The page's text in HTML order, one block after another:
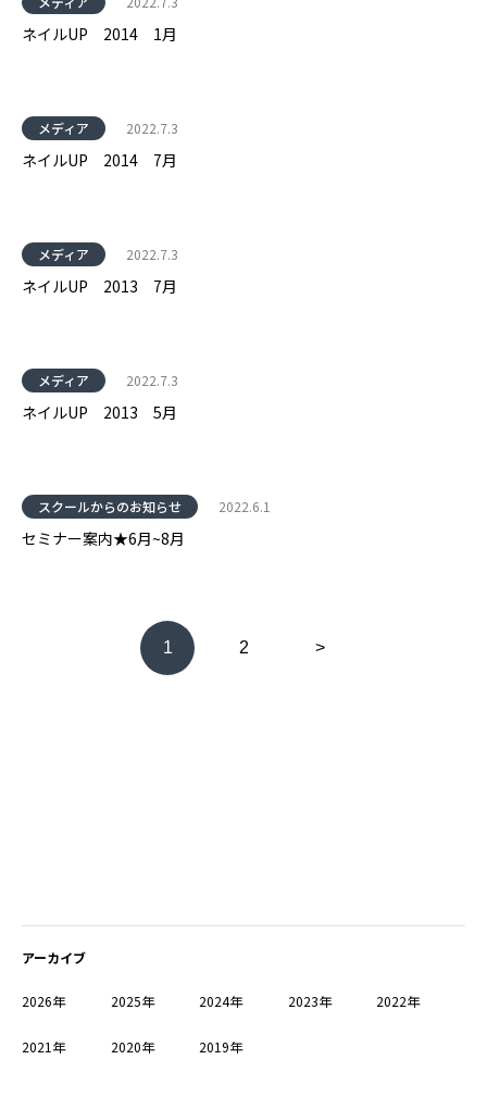
ネイルUP 2014 1月
メディア 2022.7.3
ネイルUP 2014 7月
メディア 2022.7.3
ネイルUP 2013 7月
メディア 2022.7.3
ネイルUP 2013 5月
スクールからのお知らせ 2022.6.1
セミナー案内★6月~8月
1 2 >
アーカイブ
2026年 2025年 2024年 2023年 2022年
2021年 2020年 2019年